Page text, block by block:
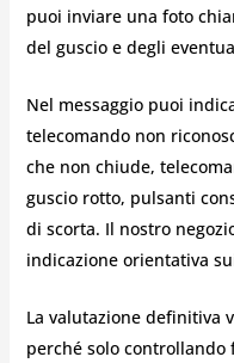
puoi inviare una foto
del guscio e degli
Nel messaggio puoi
telecomando non
che non chiude,
guscio rotto, pulsanti
di scorta. Il nostro
indicazione orientativa
La valutazione definitiva
perché solo controllando